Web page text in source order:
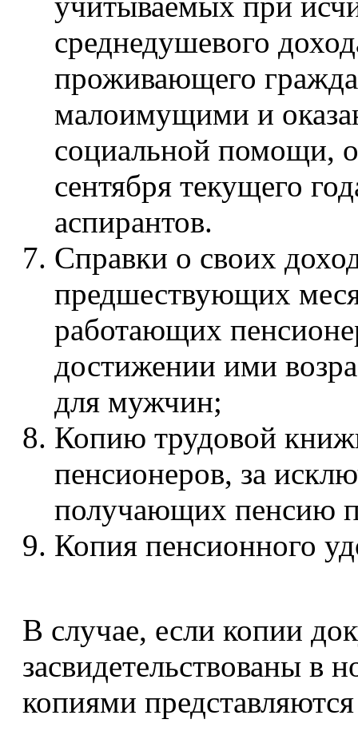
среднедушевого
проживающего
малоимущими и
социальной помощи,
сентября текущего
аспирантов.
Справки о своих
предшествующих
работающих
достижении ими
для мужчин;
Копию трудовой
пенсионеров, за
получающих пенсию
Копия пенсионного
В случае, если копии
засвидетельствованы в
копиями